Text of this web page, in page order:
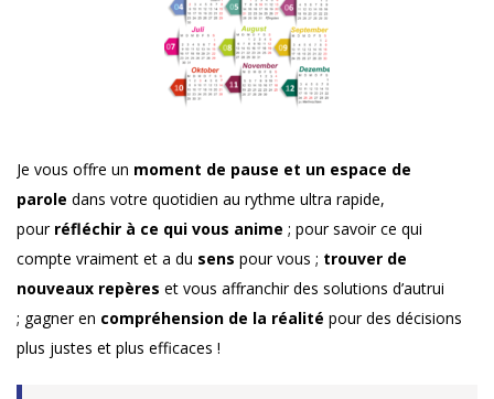
Je vous offre un moment de pause et un espace de
parole dans votre quotidien au rythme ultra rapide,
pour réfléchir à ce qui vous anime ; pour savoir ce qui
compte vraiment et a du sens pour vous ; trouver de
nouveaux repères et vous affranchir des solutions d’autrui
; gagner en compréhension de la réalité pour des décisions
plus justes et plus efficaces !